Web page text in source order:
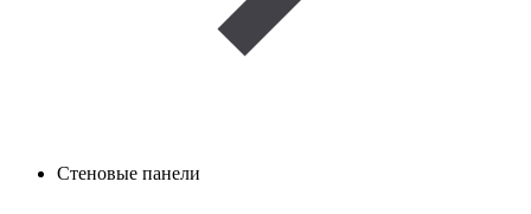
Стеновые панели